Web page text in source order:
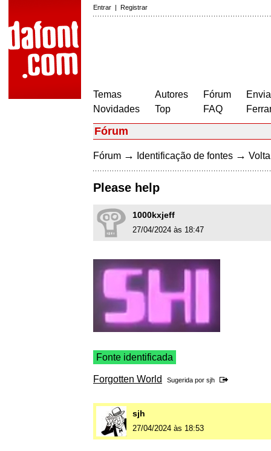
Entrar | Registrar
Temas
Novidades
Autores
Top
Fórum
FAQ
Fórum
Fórum → Identificação de fontes →
Please help
1000kxjeff
27/04/2024 às 18:47
Fonte identificada
Forgotten World Sugerida por sjh
sjh
27/04/2024 às 18:53